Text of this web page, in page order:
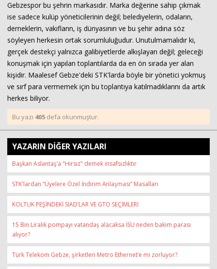
Gebzespor bu şehrin markasıdır. Marka değerine sahip çıkmak
ise sadece kulüp yöneticilerinin değil; belediyelerin, odaların,
derneklerin, vakıfların, iş dünyasının ve bu şehir adına söz
söyleyen herkesin ortak sorumluluğudur. Unutulmamalıdır ki,
gerçek destekçi yalnızca galibiyetlerde alkışlayan değil; geleceği
konuşmak için yapılan toplantılarda da en ön sırada yer alan
kişidir. Maalesef Gebze'deki STK'larda böyle bir yönetici yokmuş
ve sırf para vermemek için bu toplantıya katılmadıklarını da artık
herkes biliyor.
Bu yazı 405 defa okunmuştur.
YAZARIN DİĞER YAZILARI
Başkan Aslantaş’a "Hırsız" demek insafsızlıktır
STK'lardan “Üyelere Özel İndirim Anlaşması” Masalları
KOLTUK PEŞİNDEKİ SİAD’LAR VE GTO SEÇİMLERİ
15 Bin Liralık pompayı vatandaş alacaksa İSU neden bakım parası
alıyor?
Türk Telekom Gebze, şirketleri Metro Ethernet’e mi zorluyor?